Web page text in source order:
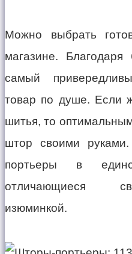
Можно выбрать
магазине.
самый
товар по душе. Если
шитья, то
штор своими
портьеры в
отличающиеся
изюминкой.